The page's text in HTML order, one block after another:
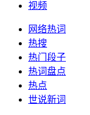
视频
网络热词
热搜
热门段子
热词盘点
热点
世说新词